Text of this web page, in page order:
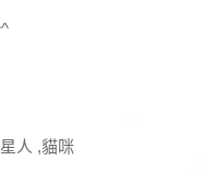
人 ,貓咪